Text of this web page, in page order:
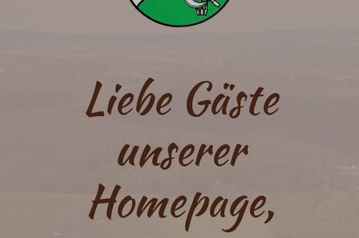
Liebe Gäste
unserer
Homepage,